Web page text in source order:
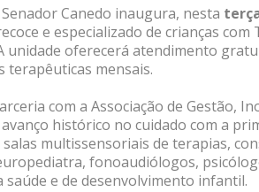
Canedo inaugura, nesta
e especializado de crianças
unidade oferecerá atendimento
terapêuticas mensais.
com a Associação de Gestão,
histórico no cuidado com a
multissensoriais de terapias,
fonoaudiólogos,
saúde e de desenvolvimento infantil.